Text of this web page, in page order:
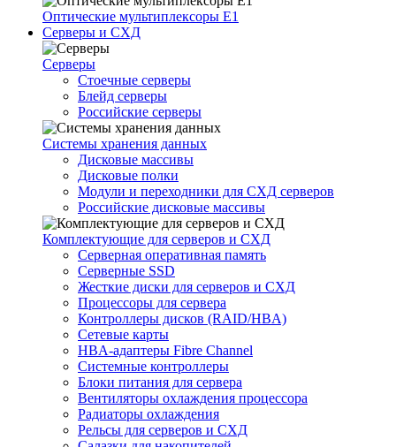
Оптические мультиплексоры Е1
Серверы и СХД
Серверы
Стоечные серверы
Блейд серверы
Российские серверы
Системы хранения данных
Дисковые массивы
Дисковые полки
Модули и переходники для СХД серверов
Российские дисковые массивы
Комплектующие для серверов и СХД
Серверная оперативная память
Серверные SSD
Жесткие диски для серверов и СХД
Процессоры для сервера
Контроллеры дисков (RAID/HBA)
Сетевые карты
HBA-адаптеры Fibre Channel
Системные контроллеры
Блоки питания для сервера
Вентиляторы охлаждения процессора
Радиаторы охлаждения
Рельсы для серверов и СХД